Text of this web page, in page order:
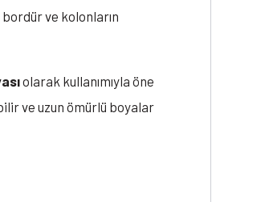
ve kolonların
olarak kullanımıyla öne
ve uzun ömürlü boyalar